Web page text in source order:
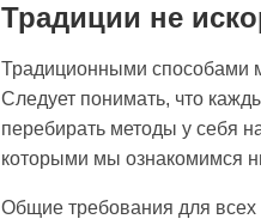
Традиции не
Традиционными способами
Следует понимать, что
перебирать методы у себя
которыми мы ознакомимся
Общие требования для всех